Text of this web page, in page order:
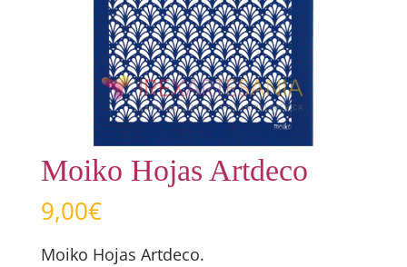
Moiko Hojas Artdeco
9,00€
Moiko Hojas Artdeco.